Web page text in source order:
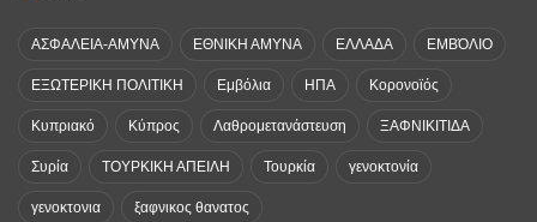
ΑΣΦΑΛΕΙΑ-ΑΜΥΝΑ ΕΘΝΙΚΗ ΑΜΥΝΑ ΕΛΛΑΔΑ ΕΜΒΌΛΙΟ
ΕΞΩΤΕΡΙΚΗ ΠΟΛΙΤΙΚΗ Εμβόλια ΗΠΑ Κορονοϊός
Κυπριακό Κύπρος Λαθρομετανάστευση ΞΑΦΝΙΚΙΤΙΔΑ
Συρία ΤΟΥΡΚΙΚΗ ΑΠΕΙΛΗ Τουρκία γενοκτονία
γενοκτονια ξαφνικος θανατος